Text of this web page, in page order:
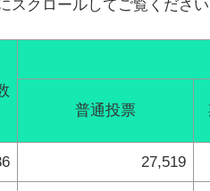
クロールしてご覧ください
普通投票
27,519